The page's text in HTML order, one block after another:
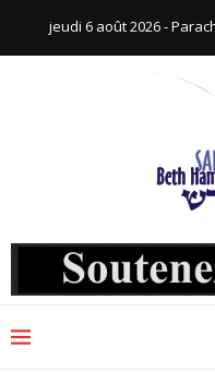
jeudi 6 août 2026 -